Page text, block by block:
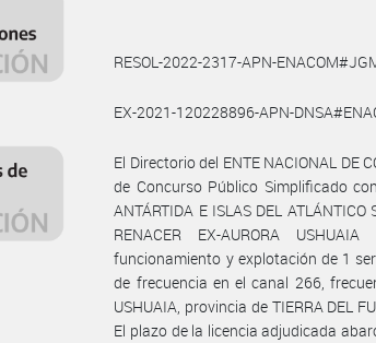
RESOL-2022-2317-APN-
EX-2021-120228896-APN-
El Directorio del ENTE NACIONAL DE
de Concurso Público Simplificado
ANTÁRTIDA E ISLAS DEL
RENACER EX-AURORA
funcionamiento y explotación de 1
de frecuencia en el canal 266,
USHUAIA, provincia de TIERRA DEL
El plazo de la licencia adjudicada